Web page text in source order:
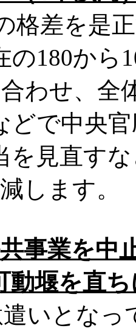
差を是
の180から
わせ、全
どで中央
を見直す
します。
事業を中
動堰を直
いとなっ